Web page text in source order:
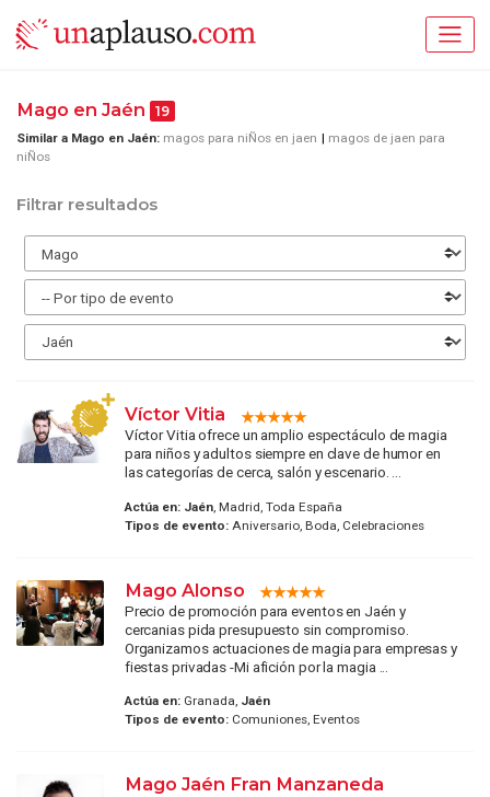
Mago en Jaén 19
Similar a Mago en Jaén: magos para niÑos en jaen
magos de jaen para
niÑos
Filtrar resultados
Víctor Vitia
Víctor Vitia ofrece un amplio espectáculo de magia
para niños y adultos siempre en clave de humor en
las categorías de cerca, salón y escenario. ...
Actúa en: Jaén, Madrid, Toda España
Tipos de evento:Aniversario, Boda, Celebraciones
Mago Alonso
Precio de promoción para eventos en Jaén y
cercanias pida presupuesto sin compromiso.
Organizamos actuaciones de magia para empresas y
fiestas privadas -Mi afición por la magia ...
Actúa en:Granada, Jaén
Tipos de evento:Comuniones, Eventos
Mago Jaén Fran Manzaneda